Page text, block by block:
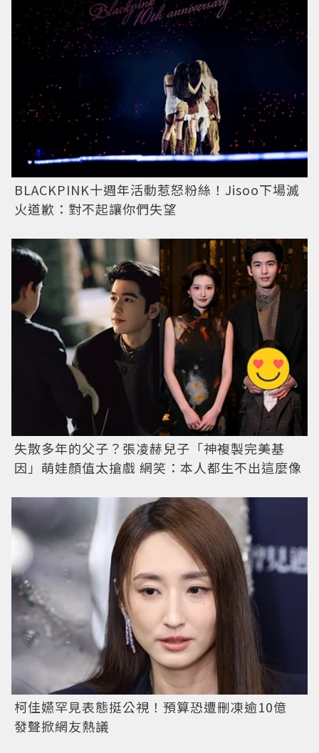
BLACKPINK十週年活動惹怒粉絲！Jisoo下場滅
火道歉：對不起讓你們失望
失散多年的父子？張凌赫兒子「神複製完美基
因」萌娃顏值太搶戲 網笑：本人都生不出這麼像
柯佳嬿罕見表態挺公視！預算恐遭刪凍逾10億
發聲掀網友熱議